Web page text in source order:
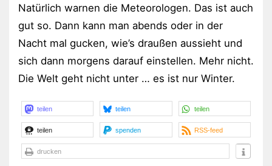
Natürlich warnen die Meteorologen. Das ist auch
gut so. Dann kann man abends oder in der
Nacht mal gucken, wie’s draußen aussieht und
sich dann morgens darauf einstellen. Mehr nicht.
Die Welt geht nicht unter … es ist nur Winter.
teilen teilen teilen
teilen spenden RSS-feed
drucken